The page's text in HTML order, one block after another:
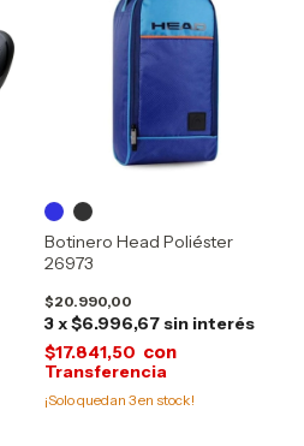
Botinero Head Poliéster
26973
$20.990,00
3x$6.996,67 sin interés
$17.841,50 con
¡Solo quedan 3en stock!